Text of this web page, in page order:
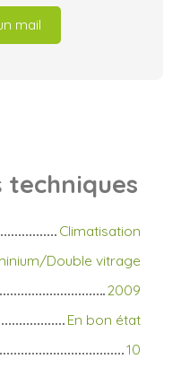
mail
techniques
Climatisation
Double vitrage
2009
En bon état
10